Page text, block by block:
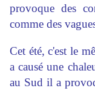
provoque des
comme des
Cet été, c'est le
a causé une
au Sud il a